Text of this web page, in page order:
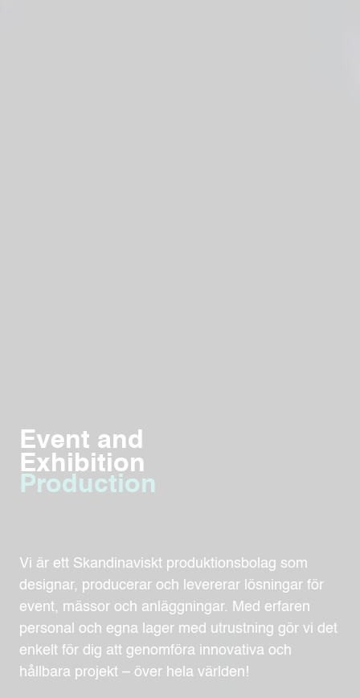
Event and
Exhibition
Production
Vi är ett Skandinaviskt produktionsbolag som
designar, producerar och levererar lösningar för
event, mässor och anläggningar. Med erfaren
personal och egna lager med utrustning gör vi det
enkelt för dig att genomföra innovativa och
hållbara projekt – över hela världen!